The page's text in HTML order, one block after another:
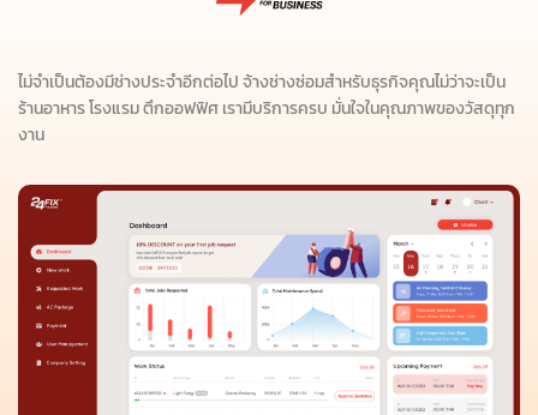
ไม่จำเป็นต้องมีช่างประจำอีกต่อไป จ้างช่างซ่อมสำหรับธุรกิจคุณไม่ว่าจะเป็น
ร้านอาหาร โรงแรม ตึกออฟฟิศ เรามีบริการครบ มั่นใจในคุณภาพของวัสดุทุก
งาน